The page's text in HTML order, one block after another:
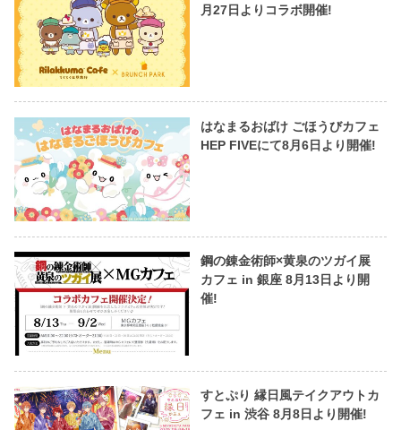
月27日よりコラボ開催!
はなまるおばけ ごほうびカフェ
HEP FIVEにて8月6日より開催!
鋼の錬金術師×黄泉のツガイ展
カフェ in 銀座 8月13日より開
催!
すとぷり 縁日風テイクアウトカ
フェ in 渋谷 8月8日より開催!